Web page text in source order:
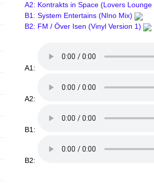
A2: Kontrakts in Space (Lovers Lounge
B1: System Entertains (NIno Mix)
B2: FM / Över Isen (Vinyl Version 1)
A1:
A2:
B1:
B2: